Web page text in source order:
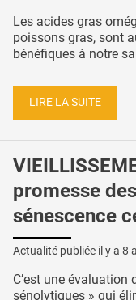
Les acides gras
poissons gras, sont
bénéfiques à notre
LIRE LA SUITE
promesse
sénescence
Actualité publiée il y a 8
C’est une évaluation
sénolytiques » qui